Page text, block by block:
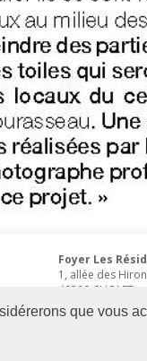
que vous
Foyer Les
1, allée des
49300 CHOLET
02 41 49 45 40